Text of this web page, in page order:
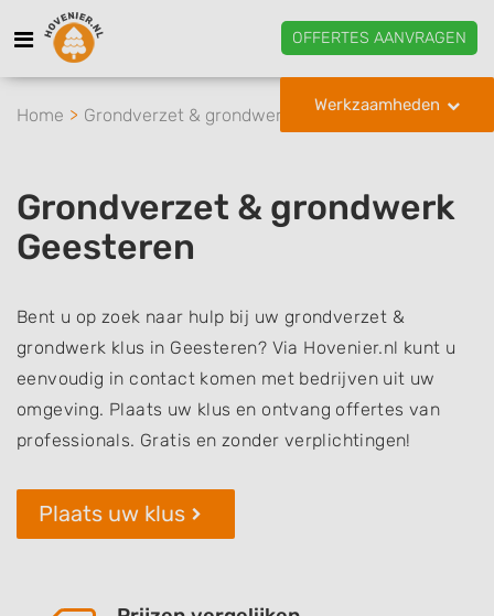
OFFERTES AANVRAGEN
Werkzaamheden
Home Grondverzet & grondwerk Geesteren
Grondverzet & grondwerk
Geesteren
Bent u op zoek naar hulp bij uw grondverzet &
grondwerk klus in Geesteren? Via Hovenier.nl kunt u
eenvoudig in contact komen met bedrijven uit uw
omgeving. Plaats uw klus en ontvang offertes van
professionals. Gratis en zonder verplichtingen!
Plaats uw klus